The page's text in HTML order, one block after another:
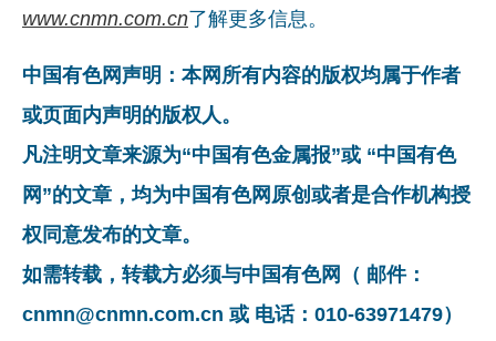
www.cnmn.com.cn了解更多信息。
中国有色网声明：本网所有内容的版权均属于作者
或页面内声明的版权人。
凡注明文章来源为“中国有色金属报”或 “中国有色
网”的文章，均为中国有色网原创或者是合作机构授
权同意发布的文章。
如需转载，转载方必须与中国有色网（ 邮件：
cnmn@cnmn.com.cn 或 电话：010-63971479）